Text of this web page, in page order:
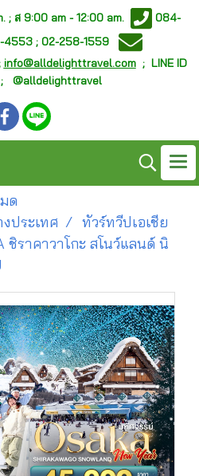
; ส 9:00 am - 12:00 am.
084-
4553 ; 02-258-1559
info@alldelighttravel.com; LINE ID
@alldelighttravel
ด
ประเทศ
ทัวร์ทวีปเอเชีย
ชิราคาวาโกะ สโนว์แลนด์ นิ